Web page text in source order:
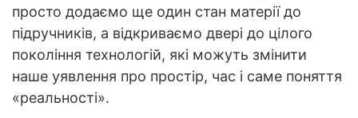
просто додаємо ще один стан матерії до
підручників, а відкриваємо двері до цілого
покоління технологій, які можуть змінити
наше уявлення про простір, час і саме поняття
«реальності».